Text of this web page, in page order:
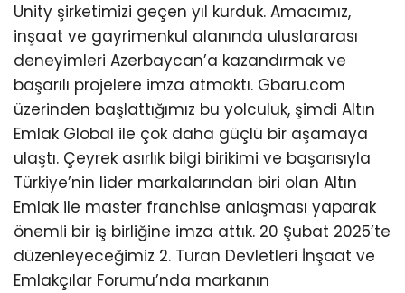
Unity şirketimizi geçen yıl kurduk. Amacımız,
inşaat ve gayrimenkul alanında uluslararası
deneyimleri Azerbaycan’a kazandırmak ve
başarılı projelere imza atmaktı. Gbaru.com
üzerinden başlattığımız bu yolculuk, şimdi Altın
Emlak Global ile çok daha güçlü bir aşamaya
ulaştı. Çeyrek asırlık bilgi birikimi ve başarısıyla
Türkiye’nin lider markalarından biri olan Altın
Emlak ile master franchise anlaşması yaparak
önemli bir iş birliğine imza attık. 20 Şubat 2025’te
düzenleyeceğimiz 2. Turan Devletleri İnşaat ve
Emlakçılar Forumu’nda markanın